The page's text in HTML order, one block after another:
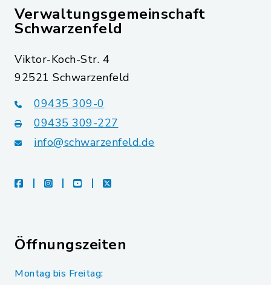
Verwaltungsgemeinschaft
Schwarzenfeld
Viktor-Koch-Str. 4
92521 Schwarzenfeld
09435 309-0
09435 309-227
info@schwarzenfeld.de
facebookinstagramyoutubeX
Öffnungszeiten
Montag bis Freitag: